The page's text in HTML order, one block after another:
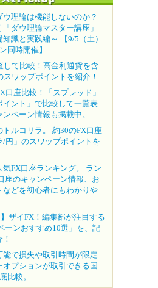
理論は機能しないのか？
ダウ理論マスター講座」
識と実践編～ 【9/5（土）
同時開催】
して比較！高金利通貨を含
スワップポイントを紹介！
口座比較！「スプレッド」
イント」で比較して一覧表
ペーン情報も掲載中。
トルコリラ。 約30のFX口座
/円」のスワップポイントを
FX口座ランキング。 ラン
座のキャンペーン情報、お
などを初心者にもわかりや
】ザイFX！編集部が注目する
ーンおすすめ10選」を、記
能で損失や取引時間が限定
オプションが取引できる国
比較。